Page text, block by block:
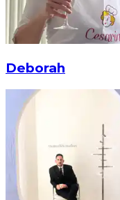
Deborah